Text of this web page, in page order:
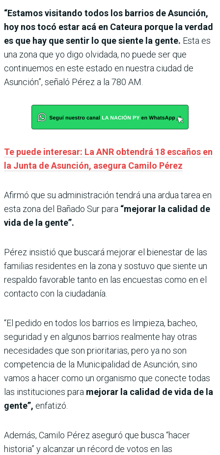
“Estamos visitando todos los barrios de Asunción,
hoy nos tocó estar acá en Cateura porque la verdad
es que hay que sentir lo que siente la gente. Esta es
una zona que yo digo olvidada, no puede ser que
continuemos en este estado en nuestra ciudad de
Asunción”, señaló Pérez a la 780 AM.
Te puede interesar: La ANR obtendrá 18 escaños en
la Junta de Asunción, asegura Camilo Pérez
Afirmó que su administración tendrá una ardua tarea en
esta zona del Bañado Sur para “mejorar la calidad de
vida de la gente”.
Pérez insistió que buscará mejorar el bienestar de las
familias residentes en la zona y sostuvo que siente un
respaldo favorable tanto en las encuestas como en el
contacto con la ciudadanía.
“El pedido en todos los barrios es limpieza, bacheo,
seguridad y en algunos barrios realmente hay otras
necesidades que son prioritarias, pero ya no son
competencia de la Municipalidad de Asunción, sino
vamos a hacer como un organismo que conecte todas
las instituciones para mejorar la calidad de vida de la
gente”, enfatizó.
Además, Camilo Pérez aseguró que busca “hacer
historia” y alcanzar un récord de votos en las